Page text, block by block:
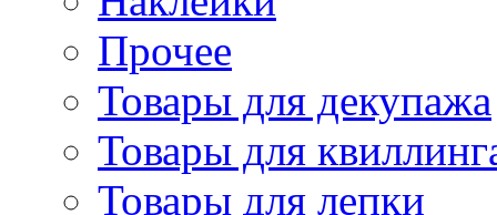
Прочее
Товары для декупажа
Товары для
Товары для лепки